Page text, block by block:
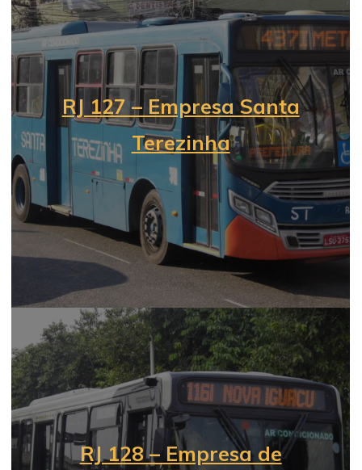
RJ 127 – Empresa Santa
Terezinha
RJ 128 – Empresa de